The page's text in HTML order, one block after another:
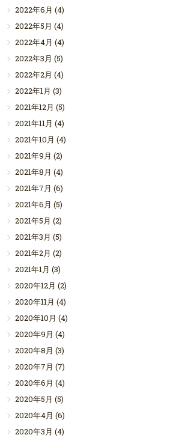
2022年6月 (4)
2022年5月 (4)
2022年4月 (4)
2022年3月 (5)
2022年2月 (4)
2022年1月 (3)
2021年12月 (5)
2021年11月 (4)
2021年10月 (4)
2021年9月 (2)
2021年8月 (4)
2021年7月 (6)
2021年6月 (5)
2021年5月 (2)
2021年3月 (5)
2021年2月 (2)
2021年1月 (3)
2020年12月 (2)
2020年11月 (4)
2020年10月 (4)
2020年9月 (4)
2020年8月 (3)
2020年7月 (7)
2020年6月 (4)
2020年5月 (5)
2020年4月 (6)
2020年3月 (4)